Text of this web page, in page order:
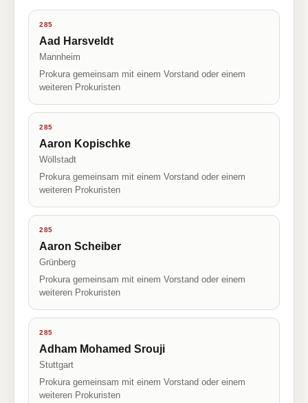
285
Aad Harsveldt
Mannheim
Prokura gemeinsam mit einem Vorstand oder einem
weiteren Prokuristen
285
Aaron Kopischke
Wöllstadt
Prokura gemeinsam mit einem Vorstand oder einem
weiteren Prokuristen
285
Aaron Scheiber
Grünberg
Prokura gemeinsam mit einem Vorstand oder einem
weiteren Prokuristen
285
Adham Mohamed Srouji
Stuttgart
Prokura gemeinsam mit einem Vorstand oder einem
weiteren Prokuristen